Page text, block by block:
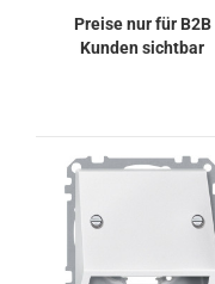
Preise nur für B2B
Kunden sichtbar